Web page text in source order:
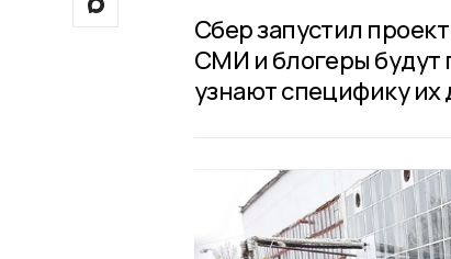
Сбер запустил
СМИ и блогеры будут
узнают специфику их